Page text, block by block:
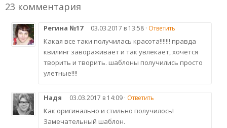
23 комментария
Регина №17 03.03.2017 в 13:58 · Ответить
Какая все таки получилась красота!!!!!!! правда
квилинг завораживает и так увлекает, хочется
творить и творить. шаблоны получились просто
улетные!!!!
Надя 03.03.2017 в 14:09 · Ответить
Как оригинально и стильно получилось!
Замечательный шаблон.